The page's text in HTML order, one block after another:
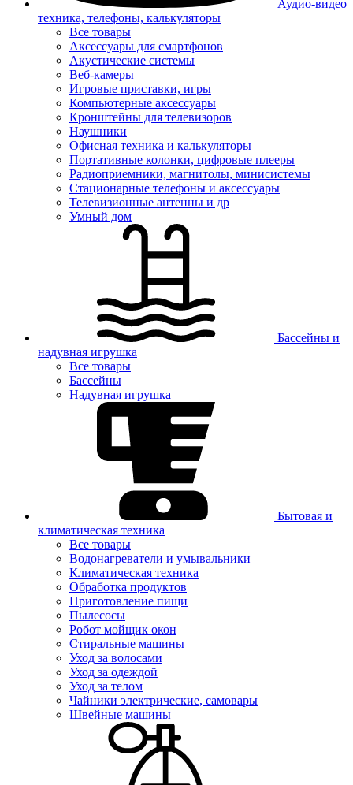
Аудио-видео
техника, телефоны, калькуляторы
Все товары
Аксессуары для смартфонов
Акустические системы
Веб-камеры
Игровые приставки, игры
Компьютерные аксессуары
Кронштейны для телевизоров
Наушники
Офисная техника и калькуляторы
Портативные колонки, цифровые плееры
Радиоприемники, магнитолы, минисистемы
Стационарные телефоны и аксессуары
Телевизионные антенны и др
Умный дом
Бассейны и
надувная игрушка
Все товары
Бассейны
Надувная игрушка
Бытовая и
климатическая техника
Все товары
Водонагреватели и умывальники
Климатическая техника
Обработка продуктов
Приготовление пищи
Пылесосы
Робот мойщик окон
Стиральные машины
Уход за волосами
Уход за одеждой
Уход за телом
Чайники электрические, самовары
Швейные машины